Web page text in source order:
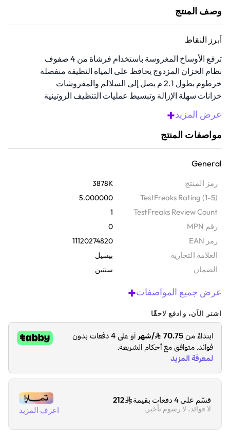
وصف المنتج
أبرز النقاط
ترفع الأوساخ المغروسة باستخدام فرشاة من 4 صفوف
نظام الخزان المزدوج يحافظ على المياه النظيفة منفصلة
خرطوم بطول 2.1 م يصل إلى السلالم والمفروشات
خزانات سهلة الإزالة وتبسيط عمليات التنظيف الروتينية
خامات متينة تضمن استخدامًا طويل الأمد
قم بتغير تجربة تنظيف منزلك باستخدام مكنسة والة تنظيف السجاد هذه.
مصممة لإزالة الأوساخ العميقة، وبقع الناتجة عن الحيوانات الأليفة،
والأوساخ اليومية من السجاد والمفروشات. تشتمل هذه المكنسة العمودية
خفيفة الوزن على فرشاة بمحرك، وخزانات قابلة للإزالة، لاستخدامها بدون
عناء، وأدوات لتنظيف ما فوق مستوى الأرض مثل السلالم والأثاث.
عرض المزيد+
مواصفات المنتج
General
رمز المنتج 3878K
TestFreaks Rating (1-5)
5.000000
TestFreaks Review Count
1
رقم MPN 0
رمز EAN 11120274820
‫العلامة التجارية بيسيل
الضمان‬ سنتين
عرض جميع المواصفات+
اشتر الآن، وادفع لاحقًا
قسّم على 4 دفعات بقيمة 212
لا فوائد، لا رسوم تأخير. اعرف المزيد